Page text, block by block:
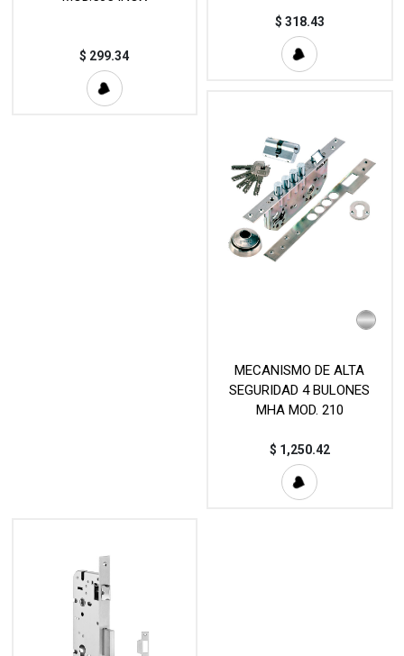
$ 299.34
$ 318.43
MECANISMO DE ALTA
SEGURIDAD 4 BULONES
MHA MOD. 210
$ 1,250.42